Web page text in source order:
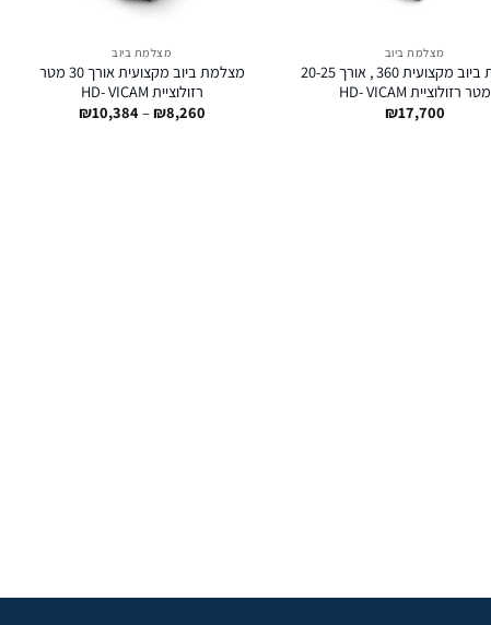
מצלמת ביוב
מצלמת ביוב מקצועית 360 , אורך 20-25
מטר רזולוציית HD- VICAM
₪17,700
מצלמת ביוב
מצלמת ביוב מקצועית אורך 30 מטר
רזולוציית HD- VICAM
₪8,260
–
₪10,384 טווח